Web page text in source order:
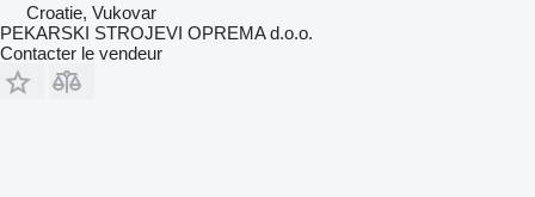
Croatie, Vukovar
PEKARSKI STROJEVI OPREMA d.o.o.
Contacter le vendeur